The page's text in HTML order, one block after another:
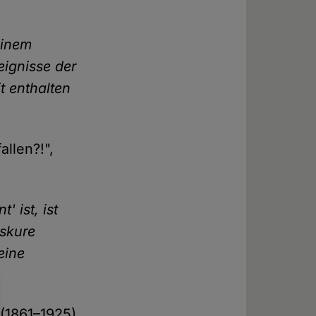
der
enthalten
ist, ist